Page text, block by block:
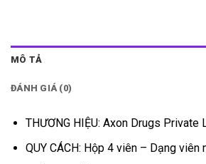
MÔ TẢ
ĐÁNH GIÁ (0)
THƯƠNG HIỆU: Axon Drugs Private
QUY CÁCH: Hộp 4 viên – Dạng viên